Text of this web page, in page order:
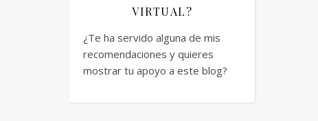
VIRTUAL?
¿Te ha servido alguna de mis
recomendaciones y quieres
mostrar tu apoyo a este blog?